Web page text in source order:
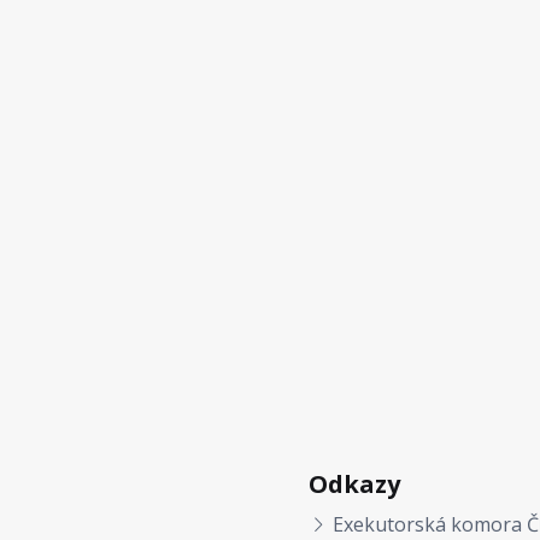
Odkazy
Exekutorská komora